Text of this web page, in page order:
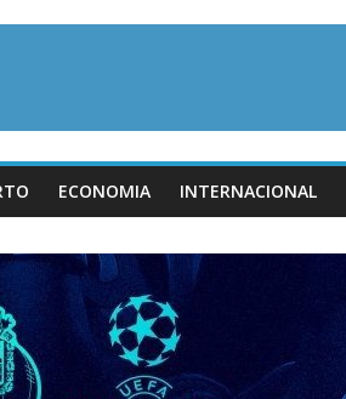
ECONOMIA INTERNACIONAL